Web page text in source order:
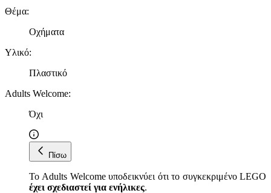
Θέμα:
Οχήματα
Υλικό:
Πλαστικό
Adults Welcome:
Όχι
Πίσω
Το Adults Welcome υποδεικνύει ότι το συγκεκριμένο LEGO
έχει σχεδιαστεί για ενήλικες.